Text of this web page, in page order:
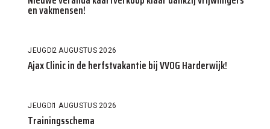
en vakmensen!
JEUGD2 AUGUSTUS 2026
Ajax Clinic in de herfstvakantie bij VVOG Harderwijk!
JEUGD1 AUGUSTUS 2026
Trainingsschema